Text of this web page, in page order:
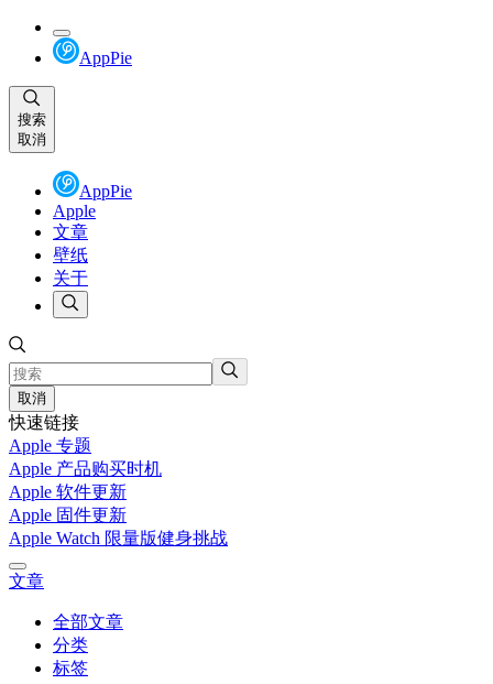
AppPie
搜索
取消
AppPie
Apple
文章
壁纸
关于
取消
快速链接
Apple 专题
Apple 产品购买时机
Apple 软件更新
Apple 固件更新
Apple Watch 限量版健身挑战
文章
全部文章
分类
标签